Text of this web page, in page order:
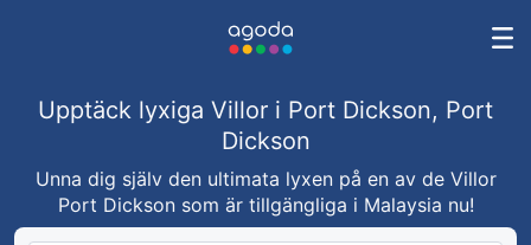
Upptäck lyxiga Villor i Port Dickson, Port
Dickson
Unna dig själv den ultimata lyxen på en av de Villor
Port Dickson som är tillgängliga i Malaysia nu!